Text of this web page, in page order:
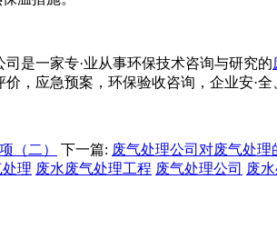
是一家专·业从事环保技术咨询与研究的
价，应急预案，环保验收咨询，企业安·
（二） 下一篇: 废气处理公司对废气处理
理 废水废气处理工程 废气处理公司 废